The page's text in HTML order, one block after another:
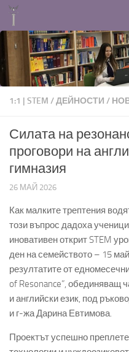
1:1 | STEM /ДЕЙНОСТИ /
Силата на
проговори на
гимназия
26 МАЙ 2026
Как малките трептения
този въпрос дадоха
иновативен открит STEM
ден на семейството – 15
резултатите от
of Resonance”, обединяващ
и английски език, под
и г-жа Дарина Евтимова.
Проектът успешно